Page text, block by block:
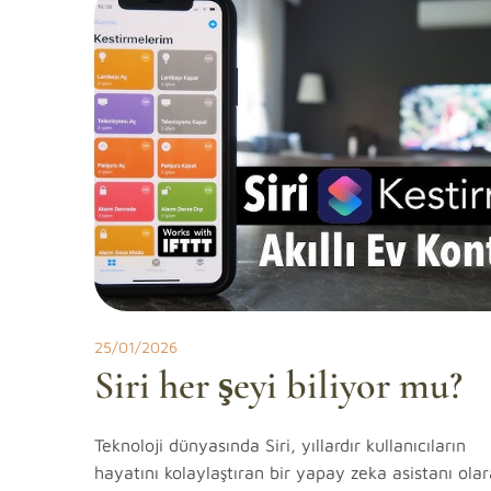
25/01/2026
Siri her şeyi biliyor mu?
Teknoloji dünyasında Siri, yıllardır kullanıcıların
hayatını kolaylaştıran bir yapay zeka asistanı